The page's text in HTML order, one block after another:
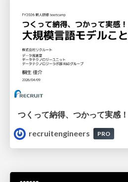
recruitengineers
PRO